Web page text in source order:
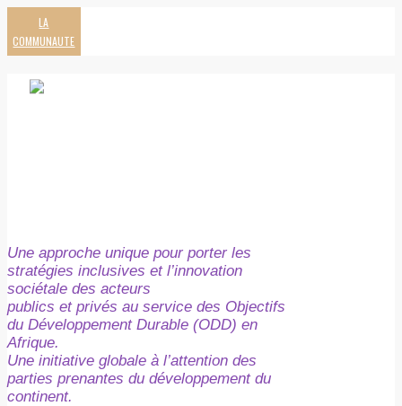
LA
COMMUNAUTE
Une approche unique pour porter les
stratégies inclusives et l’innovation
sociétale des acteurs
publics et privés au service des Objectifs
du Développement Durable (ODD) en
Afrique.
Une initiative globale à l’attention des
parties prenantes du développement du
continent.